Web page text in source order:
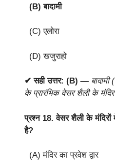
(B) बादामी
(C) एलोरा
(D) खजुराहो
✔ सही उत्तर: (B) —
के प्रारंभिक वेसर शैली के
प्रश्न 18.वेसर शैली के मंदिरों में
है?
(A) मंदिर का प्रवेश द्वार